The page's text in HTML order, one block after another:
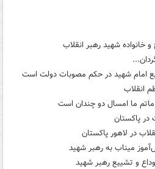
خانواده شهید رهبر انقلاب
امام شهید در حکم مصوبات دولت است
انقلاب
ما امسال دو چندان است
در پاکستان
در لاهور پاکستان
میناب به رهبر شهید
و تشییع رهبر شهید